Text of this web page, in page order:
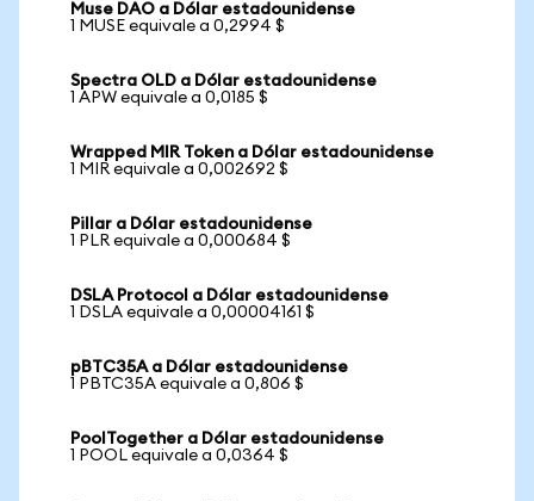
Muse DAO a Dólar estadounidense
1 MUSE equivale a 0,2994 $
Spectra OLD a Dólar estadounidense
1 APW equivale a 0,0185 $
Wrapped MIR Token a Dólar estadounidense
1 MIR equivale a 0,002692 $
Pillar a Dólar estadounidense
1 PLR equivale a 0,000684 $
DSLA Protocol a Dólar estadounidense
1 DSLA equivale a 0,00004161 $
pBTC35A a Dólar estadounidense
1 PBTC35A equivale a 0,806 $
PoolTogether a Dólar estadounidense
1 POOL equivale a 0,0364 $